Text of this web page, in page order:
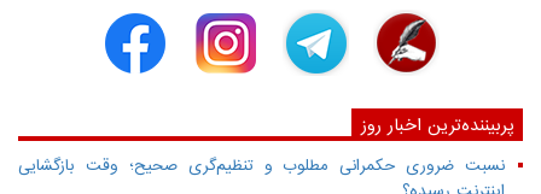
پربیننده‌ترین اخبار روز
نسبت ضروری حکمرانی مطلوب و تنظیم‌گری صحیح؛ وقت بازگشایی